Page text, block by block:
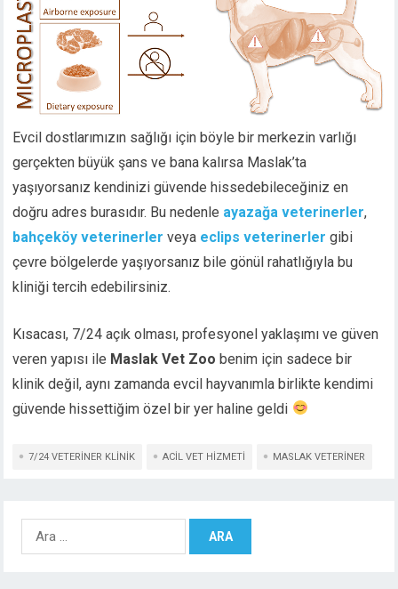
Evcil dostlarımızın sağlığı için böyle bir merkezin varlığı
gerçekten büyük şans ve bana kalırsa Maslak’ta
yaşıyorsanız kendinizi güvende hissedebileceğiniz en
doğru adres burasıdır. Bu nedenle ayazağa veterinerler,
bahçeköy veterinerler veya eclips veterinerler gibi
çevre bölgelerde yaşıyorsanız bile gönül rahatlığıyla bu
kliniği tercih edebilirsiniz.
Kısacası, 7/24 açık olması, profesyonel yaklaşımı ve güven
veren yapısı ile Maslak Vet Zoo benim için sadece bir
klinik değil, aynı zamanda evcil hayvanımla birlikte kendimi
güvende hissettiğim özel bir yer haline geldi
7/24 VETERINER KLINIK ACIL VET HIZMETI MASLAK VETERINER